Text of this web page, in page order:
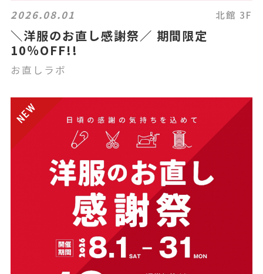
2026.08.01 北館 3F
＼洋服のお直し感謝祭／ 期間限定
10％OFF!!
お直しラボ